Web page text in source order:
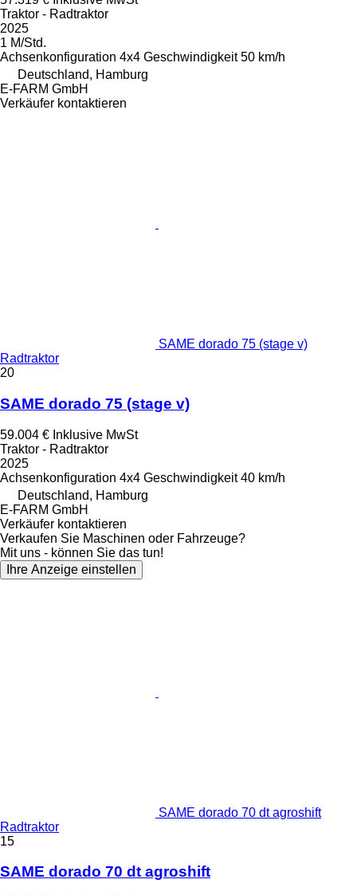
Traktor - Radtraktor
2025
1 M/Std.
Achsenkonfiguration 4x4 Geschwindigkeit 50 km/h
Deutschland, Hamburg
E-FARM GmbH
Verkäufer kontaktieren
SAME dorado 75 (stage v)
Radtraktor
20
SAME dorado 75 (stage v)
59.004 € Inklusive MwSt
Traktor - Radtraktor
2025
Achsenkonfiguration 4x4 Geschwindigkeit 40 km/h
Deutschland, Hamburg
E-FARM GmbH
Verkäufer kontaktieren
Verkaufen Sie Maschinen oder Fahrzeuge?
Mit uns - können Sie das tun!
Ihre Anzeige einstellen
SAME dorado 70 dt agroshift
Radtraktor
15
SAME dorado 70 dt agroshift